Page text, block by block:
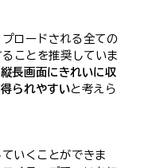
ロードされる全ての
ことを推奨していま
長画面にきれいに収
られやすいと考えら
いくことができま